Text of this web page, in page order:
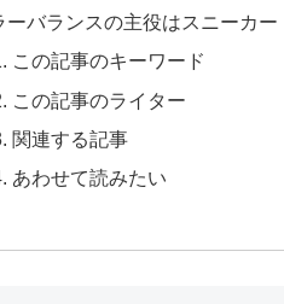
ーバランスの主役はスニーカー
この記事のキーワード
この記事のライター
関連する記事
あわせて読みたい